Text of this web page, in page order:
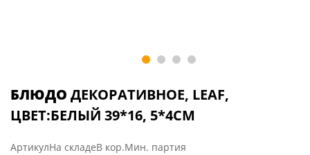
БЛЮДО ДЕКОРАТИВНОЕ, LEAF,
ЦВЕТ:БЕЛЫЙ 39*16, 5*4СМ
АртикулНа складеВ кор.Мин. партия